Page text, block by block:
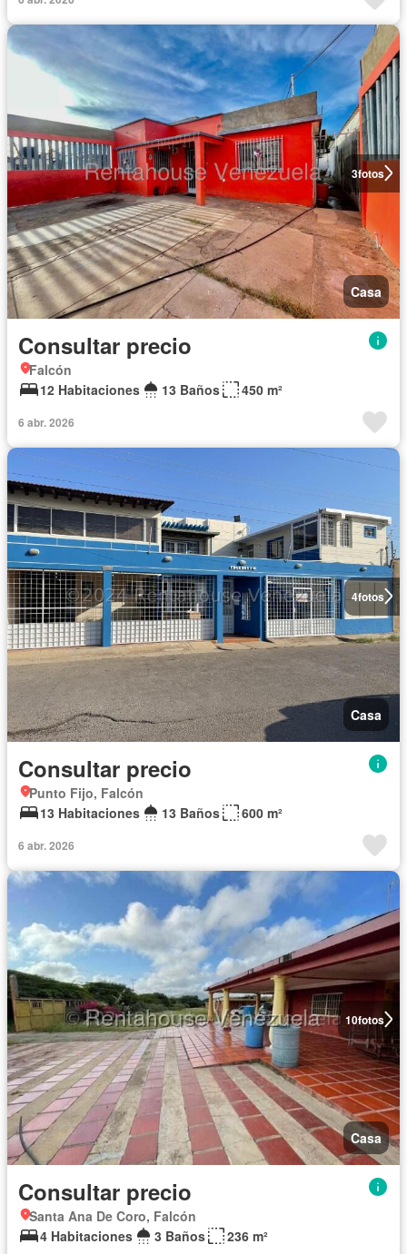
3fotos
Casa
Consultar precio
Falcón
12 Habitaciones
13 Baños 450 m²
6 abr. 2026
4fotos
Casa
Consultar precio
Punto Fijo, Falcón
13 Habitaciones
13 Baños 600 m²
6 abr. 2026
10fotos
Casa
Consultar precio
Santa Ana De Coro, Falcón
4 Habitaciones
3 Baños 236 m²